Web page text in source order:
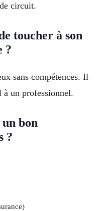
circuit.
toucher à son
?
sans compétences. Il
à un professionnel.
bon
?